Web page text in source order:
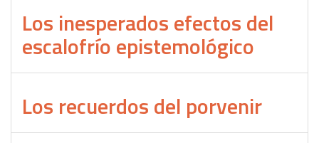
Los inesperados efectos del
escalofrío epistemológico
Los recuerdos del porvenir